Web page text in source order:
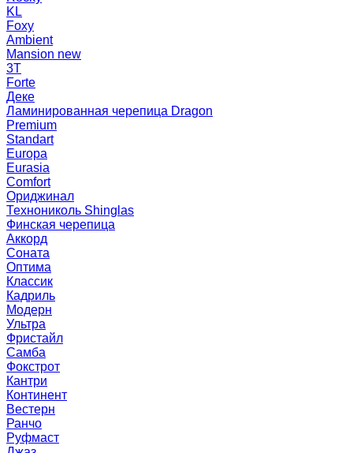
KL
Foxy
Ambient
Mansion new
3Т
Forte
Деке
Ламинированная черепица Dragon
Premium
Standart
Europa
Eurasia
Comfort
Ориджинал
Технониколь Shinglas
Финская черепица
Аккорд
Соната
Оптима
Классик
Кадриль
Модерн
Ультра
Фристайл
Самба
Фокстрот
Кантри
Континент
Вестерн
Ранчо
Руфмаст